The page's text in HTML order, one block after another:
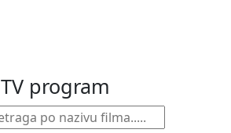
TV program